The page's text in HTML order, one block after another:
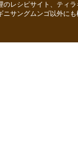
レシピサイト、ティ
サングムンゴ以外に